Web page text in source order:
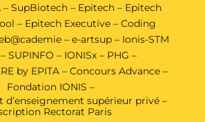
– SupBiotech – Epitech – Epitech
– Epitech Executive–Coding
– e-artsup– Ionis-STM
– SUPINFO – IONISx – PHG –
by EPITA – Concours Advance –
Fondation IONIS –
d’enseignement supérieur privé –
Rectorat Paris